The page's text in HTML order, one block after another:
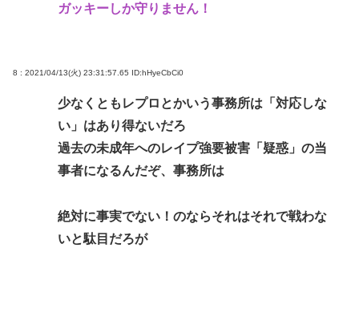
ガッキーしか守りません！
8 : 2021/04/13(火) 23:31:57.65 ID:hHyeCbCi0
少なくともレプロとかいう事務所は「対応しな
い」はあり得ないだろ
過去の未成年へのレイプ強要被害「疑惑」の当
事者になるんだぞ、事務所は
絶対に事実でない！のならそれはそれで戦わな
いと駄目だろが